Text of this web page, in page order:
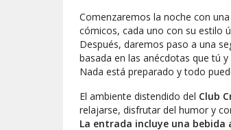
Comenzaremos la noche con
cómicos, cada uno con su estilo
Después, daremos paso a una
basada en las anécdotas que tú
Nada está preparado y todo
El ambiente distendido del Club
relajarse, disfrutar del humor y
La entrada incluye una bebida